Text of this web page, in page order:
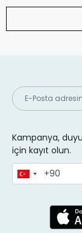
Kampanya,
için kayıt olun.